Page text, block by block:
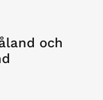
och